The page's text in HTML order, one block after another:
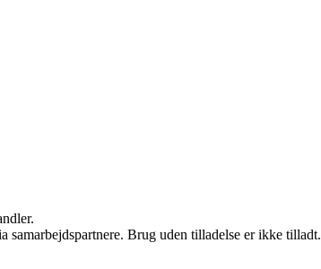
Brug uden tilladelse er ikke tilladt.